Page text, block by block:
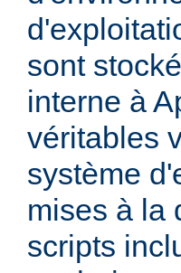
sont
interne à
véritables
système
mises à la
scripts